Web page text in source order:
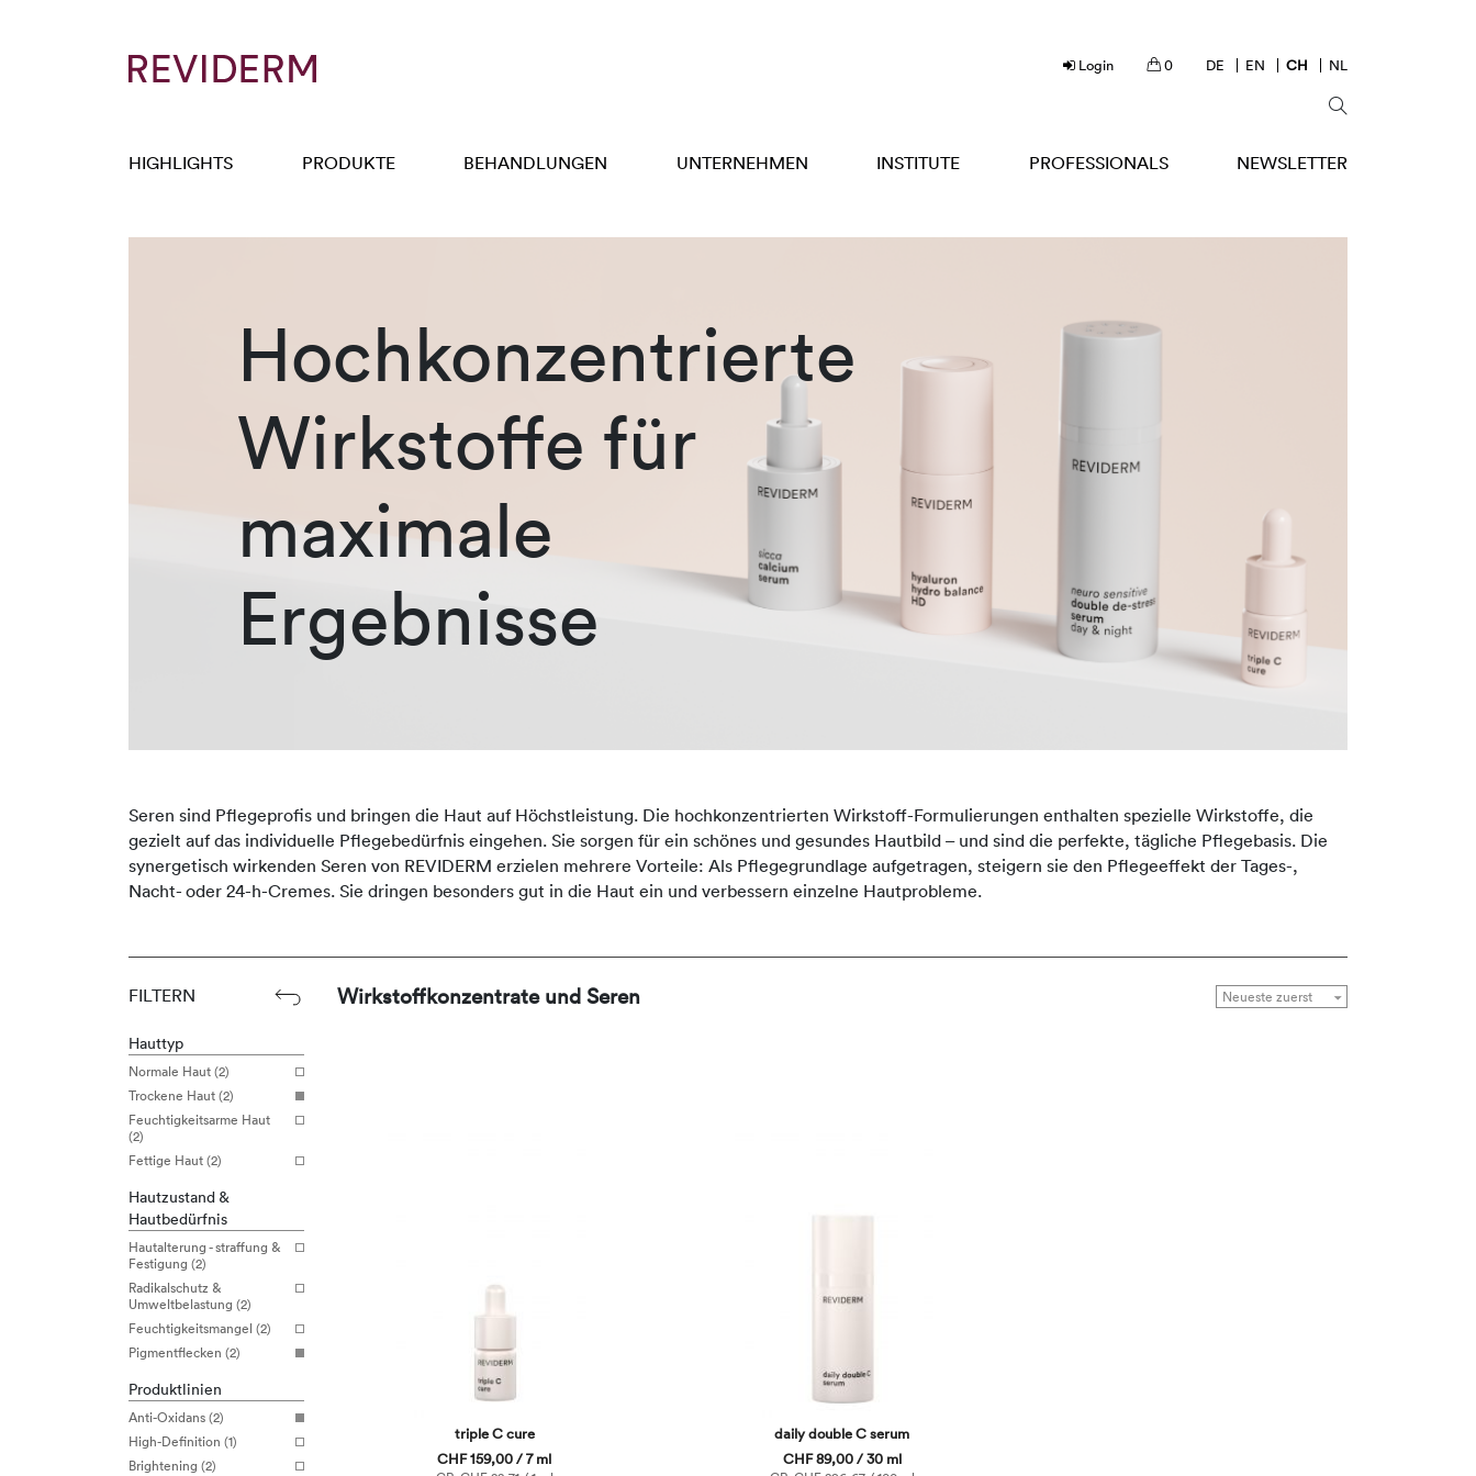
Login 0 DE EN CH NL
HIGHLIGHTS PRODUKTE BEHANDLUNGEN UNTERNEHMEN INSTITUTE PROFESSIONALS NEWSLETTER
Hochkonzentrierte
Wirkstoffe für
maximale
Ergebnisse
Seren sind Pflegeprofis und bringen die Haut auf Höchstleistung. Die hochkonzentrierten Wirkstoff-Formulierungen enthalten spezielle Wirkstoffe, die
gezielt auf das individuelle Pflegebedürfnis eingehen. Sie sorgen für ein schönes und gesundes Hautbild – und sind die perfekte, tägliche Pflegebasis. Die
synergetisch wirkenden Seren von REVIDERM erzielen mehrere Vorteile: Als Pflegegrundlage aufgetragen, steigern sie den Pflegeeffekt der Tages-,
Nacht- oder 24-h-Cremes. Sie dringen besonders gut in die Haut ein und verbessern einzelne Hautprobleme.
FILTERN
Hauttyp
Normale Haut (2)
Trockene Haut (2)
Feuchtigkeitsarme Haut
(2)
Fettige Haut (2)
Hautzustand &
Hautbedürfnis
Hautalterung - straffung &
Festigung (2)
Radikalschutz &
Umweltbelastung (2)
Feuchtigkeitsmangel (2)
Pigmentflecken (2)
Produktlinien
Anti-Oxidans (2)
High-Definition (1)
Brightening (2)
Wirkstoffkonzentrate und Seren
triple C cure
CHF 159,00 / 7 ml
daily double C serum
CHF 89,00 / 30 ml